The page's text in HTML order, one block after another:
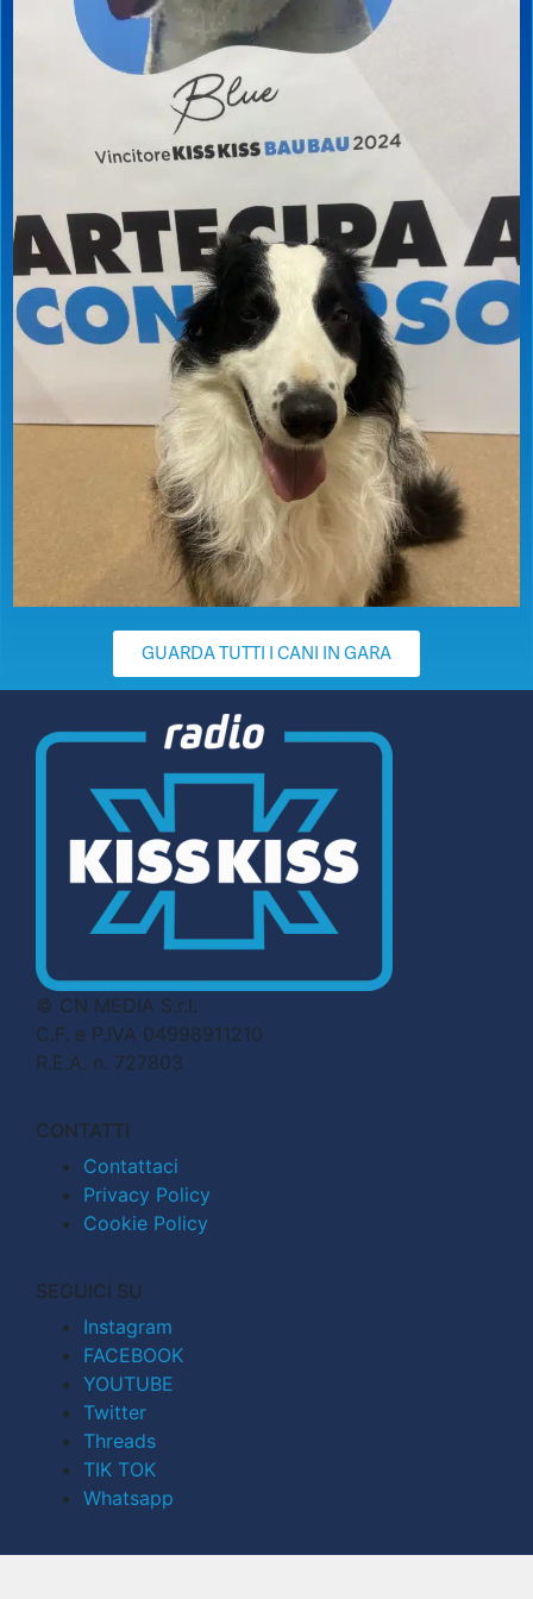
GUARDA TUTTI I CANI IN GARA
© CN MEDIA S.r.l.
C.F. e P.IVA 04998911210
R.E.A. n. 727803
CONTATTI
Contattaci
Privacy Policy
Cookie Policy
SEGUICI SU
Instagram
FACEBOOK
YOUTUBE
Twitter
Threads
TIK TOK
Whatsapp